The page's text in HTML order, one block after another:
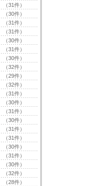
（31件）
（30件）
（31件）
（31件）
（30件）
（31件）
（30件）
（32件）
（29件）
（32件）
（31件）
（30件）
（31件）
（30件）
（31件）
（31件）
（30件）
（31件）
（30件）
（32件）
（28件）